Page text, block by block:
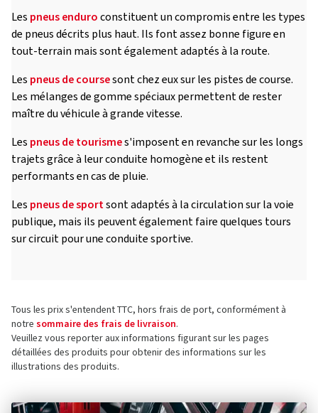
Les pneus enduroconstituent un compromis entre les types
de pneus décrits plus haut. Ils font assez bonne figure en
tout-terrain mais sont également adaptés à la route.
Les pneus de coursesont chez eux sur les pistes de course.
Les mélanges de gomme spéciaux permettent de rester
maître du véhicule à grande vitesse.
Les pneus de tourismes'imposent en revanche sur les longs
trajets grâce à leur conduite homogène et ils restent
performants en cas de pluie.
Les pneus de sportsont adaptés à la circulation sur la voie
publique, mais ils peuvent également faire quelques tours
sur circuit pour une conduite sportive.
Tous les prix s'entendent TTC, hors frais de port, conformément à
notre sommaire des frais de livraison.
Veuillez vous reporter aux informations figurant sur les pages
détaillées des produits pour obtenir des informations sur les
illustrations des produits.